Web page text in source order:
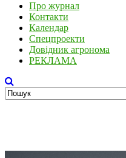
Про журнал
Контакти
Календар
Спецпроекти
Довідник агронома
РЕКЛАМА